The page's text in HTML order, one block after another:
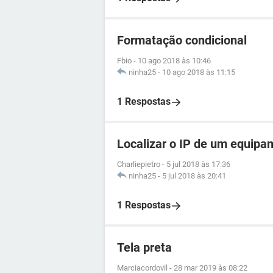
Formatação condicional
Fbio - 10 ago 2018 às 10:46
ninha25 - 10 ago 2018 às 11:15
1 Respostas
Localizar o IP de um
Charliepietro - 5 jul 2018 às 17:36
ninha25 - 5 jul 2018 às 20:41
1 Respostas
Tela preta
Marciacordovil - 28 mar 2019 às 08:22